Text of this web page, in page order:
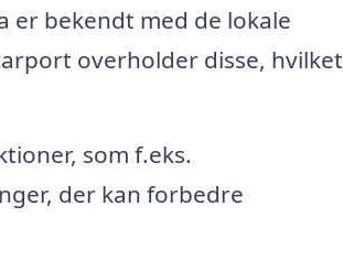
er bekendt med de lokale
overholder disse, hvilket
som f.eks.
der kan forbedre